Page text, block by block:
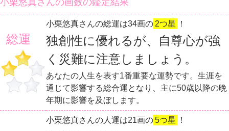
総運
小栗悠真さんの総運は34画の 2つ星 ！
独創性に優れるが、自尊心が強
く災難に注意しましょう。
あなたの人生を表す1番重要な運勢です。生涯を
通じて影響する総合運となり、主に50歳以降の晩
年期に影響を及ぼします。
小栗悠真さんの人運は21画の5つ星 ！